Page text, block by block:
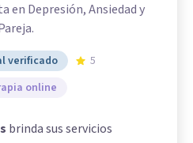
en Depresión, Ansiedad y
verificado
5
online
brinda sus servicios